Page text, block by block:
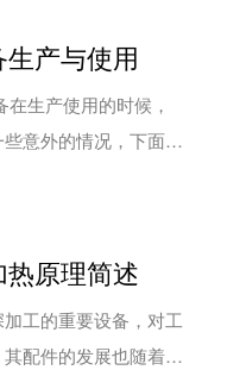
、质量与出炉玻璃表
以，用小型钢化炉加
不同工艺参数。
璃钢化炉厂家需
浮法玻璃原片——玻
、退火质量过关等，还
璃摆放、钢化工艺参
算机仿真技术，
验积累的基础上，小
，使钢化产品无论在
均到先进水平。
选项，使产品质量更
配置，智能参数设置、
理、半钢化功能以及
产与使用
产使用的时候，
意外的情况，下面，
给大家简单的说一
子等将玻璃挑出，
非操作处挡上铁板，
遇上述情况也可将
原理简述
工的重要设备，对工
配件的发展也随着钢